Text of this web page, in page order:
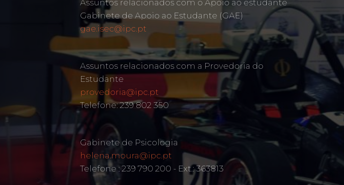
Assuntos relacionados com o Apoio ao estudante
Gabinete de Apoio ao Estudante (GAE)
gae.isec@ipc.pt
Assuntos relacionados com a Provedoria do
Estudante
provedoria@ipc.pt
Telefone: 239 802 350
Gabinete de Psicologia
helena.moura@ipc.pt
Telefone : 239 790 200 - Ext.: 363813